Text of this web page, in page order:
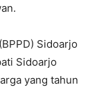
Sidoarjo
Sidoarjo
yang tahun